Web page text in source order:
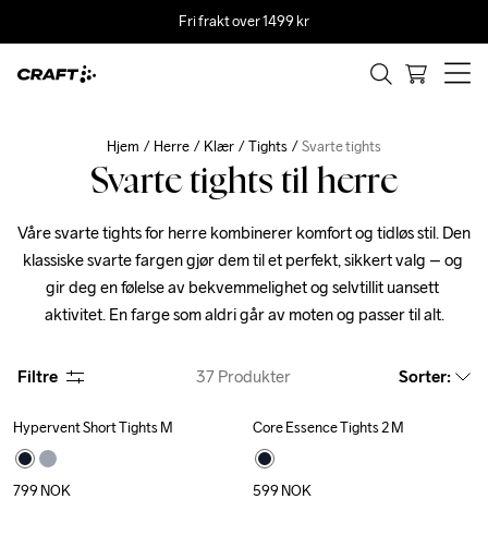
Fri frakt over 1499 kr
Hjem Herre Klær Tights Svarte tights
Svarte tights til herre
Våre svarte tights for herre kombinerer komfort og tidløs stil. Den
klassiske svarte fargen gjør dem til et perfekt, sikkert valg – og
gir deg en følelse av bekvemmelighet og selvtillit uansett
aktivitet. En farge som aldri går av moten og passer til alt.
Filtre 37 Produkter Sorter:
Hypervent Short Tights M
799 NOK
Core Essence Tights 2 M
599 NOK